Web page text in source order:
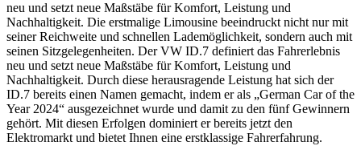
neu und setzt neue Maßstäbe für Komfort, Leistung und
Nachhaltigkeit. Die erstmalige Limousine beeindruckt nicht nur mit
seiner Reichweite und schnellen Lademöglichkeit, sondern auch mit
seinen Sitzgelegenheiten. Der VW ID.7 definiert das Fahrerlebnis
neu und setzt neue Maßstäbe für Komfort, Leistung und
Nachhaltigkeit. Durch diese herausragende Leistung hat sich der
ID.7 bereits einen Namen gemacht, indem er als „German Car of the
Year 2024“ ausgezeichnet wurde und damit zu den fünf Gewinnern
gehört. Mit diesen Erfolgen dominiert er bereits jetzt den
Elektromarkt und bietet Ihnen eine erstklassige Fahrerfahrung.